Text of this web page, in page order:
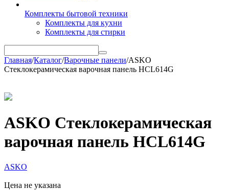
Комплекты бытовой техники
Комплекты для кухни
Комплекты для стирки
Главная/Каталог/Варочные панели/ASKO
Стеклокерамическая варочная панель HCL614G
ASKO Стеклокерамическая
варочная панель HCL614G
ASKO
Цена не указана